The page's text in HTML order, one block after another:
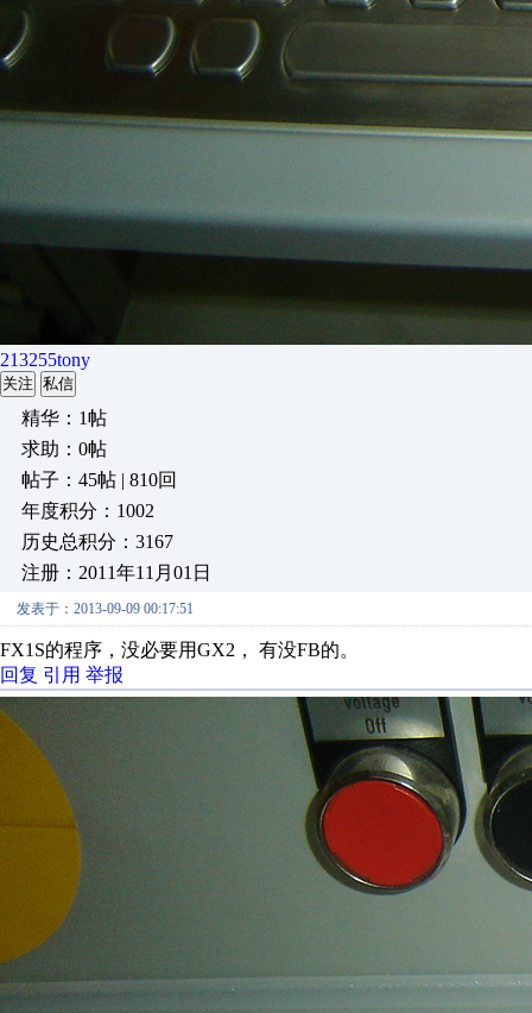
213255tony
关注 私信
精华：1帖
求助：0帖
帖子：45帖 | 810回
年度积分：1002
历史总积分：3167
注册：2011年11月01日
发表于：2013-09-09 00:17:51
FX1S的程序，没必要用GX2， 有没FB的。
回复 引用 举报